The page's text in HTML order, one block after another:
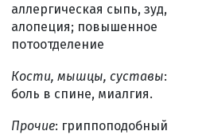
аллергическая сыпь, зуд,
алопеция; повышенное
потоотделение
Кости, мышцы, суставы:
боль в спине, миалгия.
Прочие: гриппоподобный